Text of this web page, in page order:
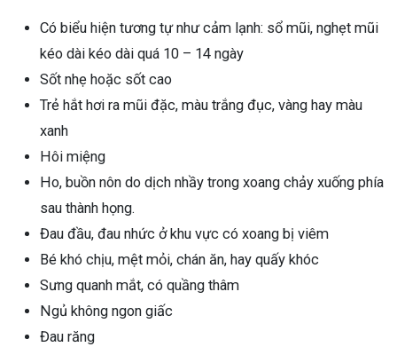
Có biểu hiện tương tự như cảm lạnh: sổ mũi, nghẹt mũi
kéo dài kéo dài quá 10 – 14 ngày
Sốt nhẹ hoặc sốt cao
Trẻ hắt hơi ra mũi đặc, màu trắng đục, vàng hay màu
xanh
Hôi miệng
Ho, buồn nôn do dịch nhầy trong xoang chảy xuống phía
sau thành họng.
Đau đầu, đau nhức ở khu vực có xoang bị viêm
Bé khó chịu, mệt mỏi, chán ăn, hay quấy khóc
Sưng quanh mắt, có quầng thâm
Ngủ không ngon giấc
Đau răng